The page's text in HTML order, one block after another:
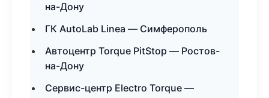
на-Дону
ГК AutoLab Linea — Симферополь
Автоцентр Torque PitStop — Ростов-
на-Дону
Сервис-центр Electro Torque —